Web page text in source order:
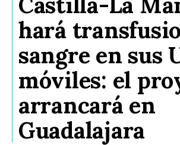
hará
sangre en sus
móviles: el
arrancará en
Guadalajara